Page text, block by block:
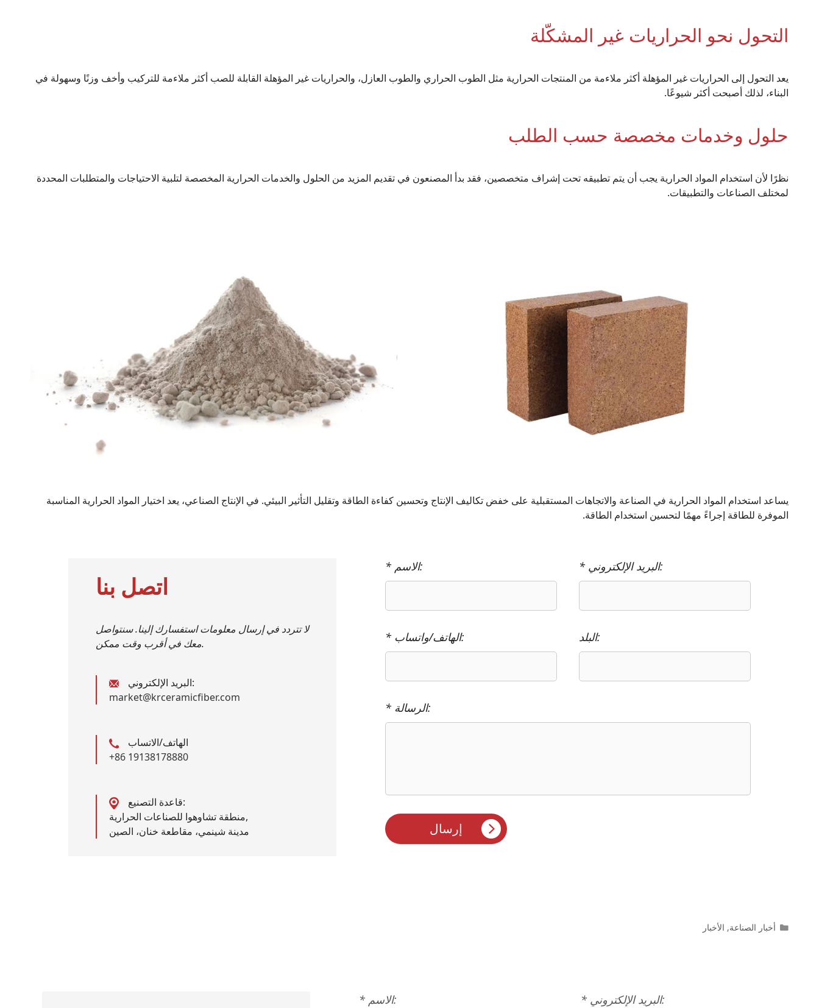
التحول نحو الحراريات غير المشكّلة
يعد التحول إلى الحراريات غير المؤهلة أكثر ملاءمة من المنتجات الحرارية مثل الطوب الحراري والطوب العازل، والحراريات غير المؤهلة القابلة للصب أكثر ملاءمة للتركيب وأخف وزنًا وسهولة في
البناء، لذلك أصبحت أكثر شيوعًا.
حلول وخدمات مخصصة حسب الطلب
نظرًا لأن استخدام المواد الحرارية يجب أن يتم تطبيقه تحت إشراف متخصصين، فقد بدأ المصنعون في تقديم المزيد من الحلول والخدمات الحرارية المخصصة لتلبية الاحتياجات والمتطلبات المحددة
لمختلف الصناعات والتطبيقات.
يساعد استخدام المواد الحرارية في الصناعة والاتجاهات المستقبلية على خفض تكاليف الإنتاج وتحسين كفاءة الطاقة وتقليل التأثير البيئي. في الإنتاج الصناعي، يعد اختيار المواد الحرارية المناسبة
الموفرة للطاقة إجراءً مهمًا لتحسين استخدام الطاقة.
اتصل بنا
لا تتردد في إرسال معلومات استفسارك إلينا. سنتواصل
معك في أقرب وقت ممكن.
البريد الإلكتروني:
market@krceramicfiber.com
الهاتف/الاتساب
+86 19138178880
قاعدة التصنيع:
منطقة تشاوهوا للصناعات الحرارية,
مدينة شينمي، مقاطعة خنان، الصين
* الاسم: * البريد الإلكتروني:
* الهاتف/واتساب: البلد:
* الرسالة:
التصنيفات
أخبار الصناعة, الأخبار
* الاسم: * البريد الإلكتروني: